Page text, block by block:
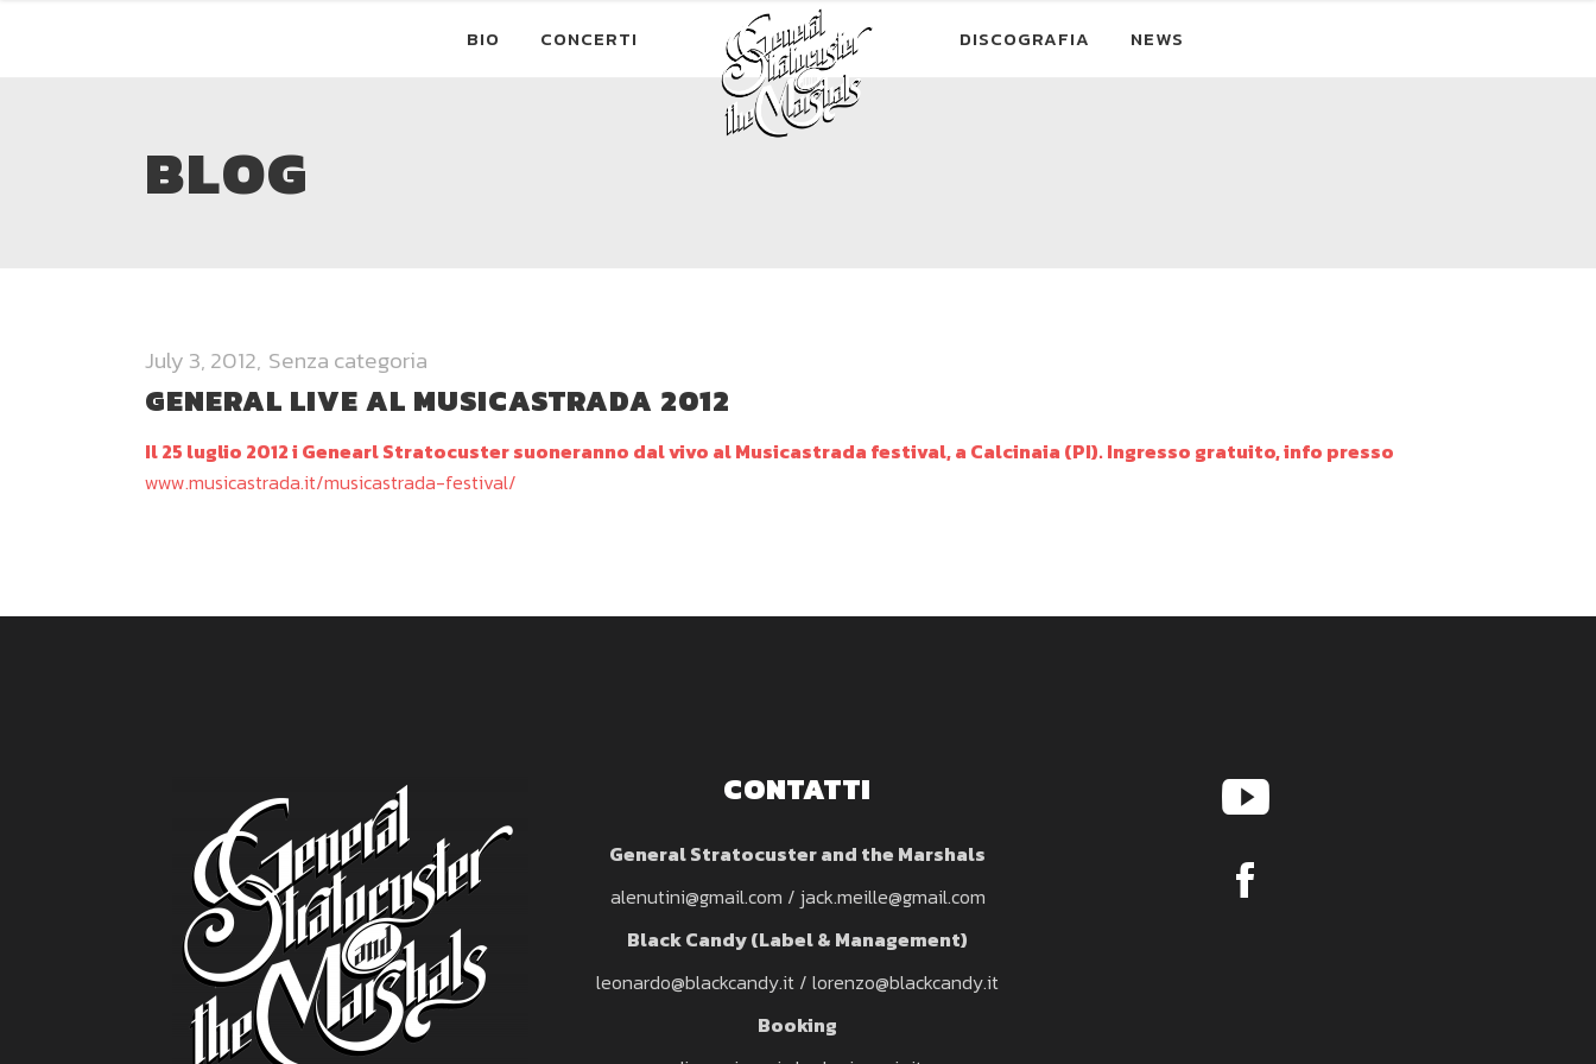
BIO CONCERTI DISCOGRAFIA NEWS
BLOG
July 3, 2012 Senza categoria
GENERAL LIVE AL MUSICASTRADA 2012
Il 25 luglio 2012 i Genearl Stratocuster suoneranno dal vivo al Musicastrada festival, a Calcinaia (PI). Ingresso gratuito, info presso
www.musicastrada.it/musicastrada-festival/
CONTATTI
General Stratocuster and the Marshals
alenutini@gmail.com / jack.meille@gmail.com
Black Candy(Label & Management)
leonardo@blackcandy.it /lorenzo@blackcandy.it
Booking